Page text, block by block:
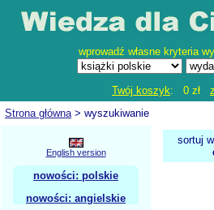
wprowadź własne kryteria
Twój koszyk: 0 zł
Strona główna> wyszukiwanie
English version
nowości: polskie
nowości: angielskie
sortuj